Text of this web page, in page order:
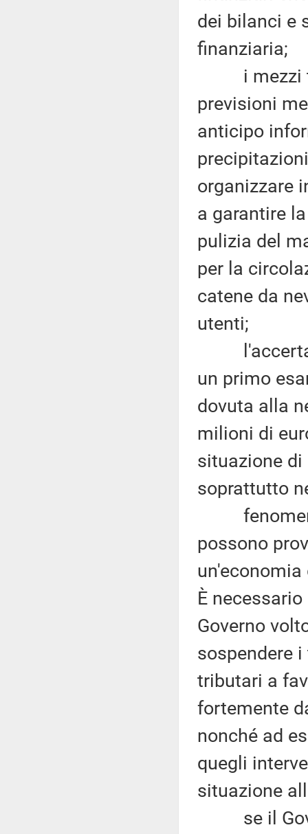
dei bilanci e
finanziaria;
i mezzi
previsioni
anticipo
organizzare
a garantire
pulizia del
per la
catene da
utenti;
un primo
dovuta alla
milioni di
situazione di
soprattutto
fenomeni
possono
È
Governo
sospendere
tributari a
fortemente
nonché ad
quegli
situazione
se il